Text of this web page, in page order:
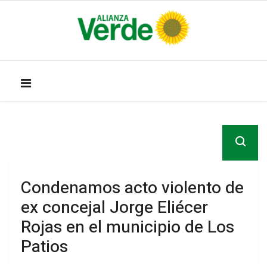
Condenamos acto violento de
ex concejal Jorge Eliécer
Rojas en el municipio de Los
Patios